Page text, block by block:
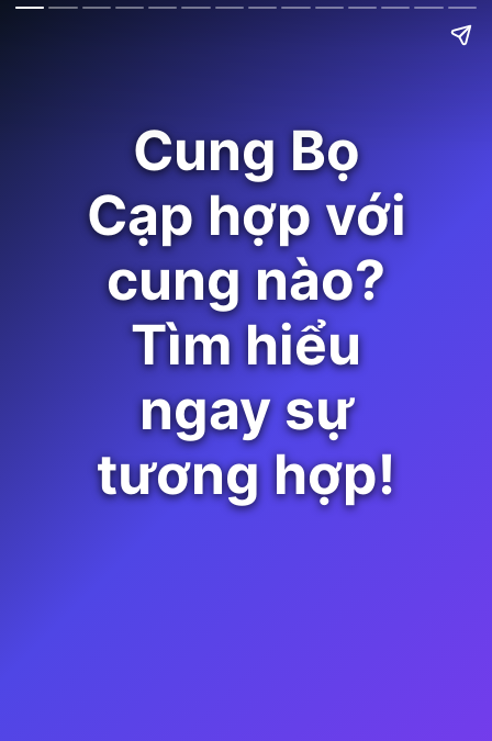
Cung Bọ
Cạp hợp với
cung nào?
Tìm hiểu
ngay sự
tương hợp!